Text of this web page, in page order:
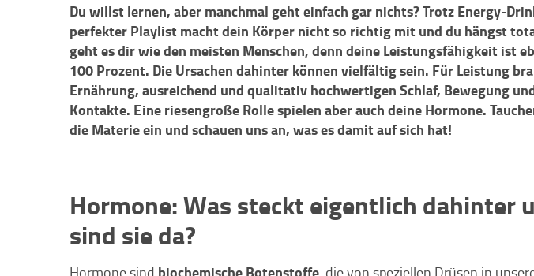
Du willst lernen, aber manchmal geht einfach gar nichts? Trotz Energy-
perfekter Playlist macht dein Körper nicht so richtig mit und du hängst
geht es dir wie den meisten Menschen, denn deine Leistungsfähigkeit ist
100 Prozent. Die Ursachen dahinter können vielfältig sein. Für Leistung
Ernährung, ausreichend und qualitativ hochwertigen Schlaf, Bewegung
Kontakte. Eine riesengroße Rolle spielen aber auch deine Hormone.
die Materie ein und schauen uns an, was es damit auf sich hat!
Hormone: Was steckt eigentlich dahinter
sind sie da?
Hormone sind
, die von speziellen Drüsen in